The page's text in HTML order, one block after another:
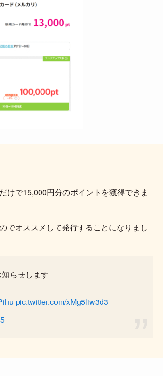
けで15,000円分のポイントを獲得できま
でオススメして発行することになりまし
らせします
pic.twitter.com/xMg5liw3d3